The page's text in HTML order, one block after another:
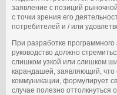
заявление с позиций
с точки зрения его
потребителей и / или
При разработке
руководство должно
слишком узкой или слишком
карандашей, заявляющий, что
коммуникации, формулирует
случае полезно оттолкнуться